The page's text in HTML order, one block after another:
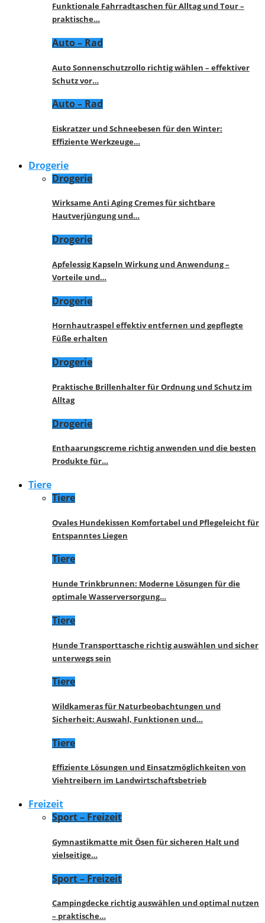
Funktionale Fahrradtaschen für Alltag und Tour –
praktische…
Auto – Rad
Auto Sonnenschutzrollo richtig wählen – effektiver
Schutz vor…
Auto – Rad
Eiskratzer und Schneebesen für den Winter:
Effiziente Werkzeuge…
Drogerie
Drogerie
Wirksame Anti Aging Cremes für sichtbare
Hautverjüngung und…
Drogerie
Apfelessig Kapseln Wirkung und Anwendung –
Vorteile und…
Drogerie
Hornhautraspel effektiv entfernen und gepflegte
Füße erhalten
Drogerie
Praktische Brillenhalter für Ordnung und Schutz im
Alltag
Drogerie
Enthaarungscreme richtig anwenden und die besten
Produkte für…
Tiere
Tiere
Ovales Hundekissen Komfortabel und Pflegeleicht für
Entspanntes Liegen
Tiere
Hunde Trinkbrunnen: Moderne Lösungen für die
optimale Wasserversorgung…
Tiere
Hunde Transporttasche richtig auswählen und sicher
unterwegs sein
Tiere
Wildkameras für Naturbeobachtungen und
Sicherheit: Auswahl, Funktionen und…
Tiere
Effiziente Lösungen und Einsatzmöglichkeiten von
Viehtreibern im Landwirtschaftsbetrieb
Freizeit
Sport – Freizeit
Gymnastikmatte mit Ösen für sicheren Halt und
vielseitige…
Sport – Freizeit
Campingdecke richtig auswählen und optimal nutzen
– praktische…